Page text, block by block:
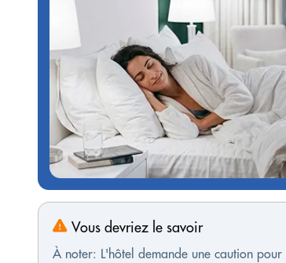
Vous devriez le savoir
À noter: L'hôtel demande une caution